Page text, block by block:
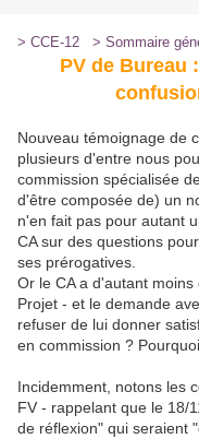
> CCE-12 > Sommaire
PV de Bureau
Nouveau témoignage de
plusieurs d'entre nous
commission spécialisée
d'être composée de) un
n'en fait pas pour autant
CA sur des questions
ses prérogatives.
Or le CA a d'autant
Projet - et le demande
refuser de lui donner
en commission ?
Incidemment, notons les
FV - rappelant que le 18/
de réflexion" qui seraient